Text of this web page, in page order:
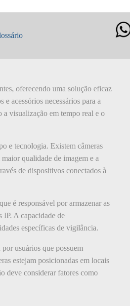
oferecendo uma solução eficaz
acessórios necessários para a
a visualização em tempo real e o
e tecnologia. Existem câmeras
qualidade de imagem e a
de dispositivos conectados à
é responsável por armazenar as
A capacidade de
específicas de vigilância.
usuários que possuem
estejam posicionadas em locais
deve considerar fatores como